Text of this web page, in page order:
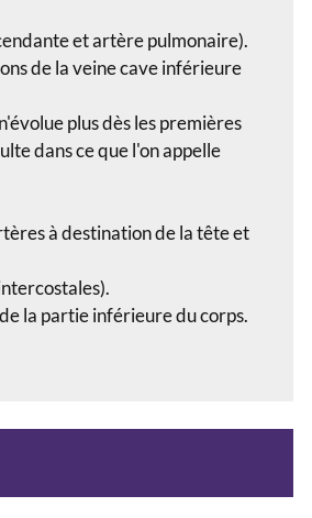
et artère pulmonaire).
de la veine cave inférieure
plus dès les premières
dans ce que l'on appelle
à destination de la tête et
la partie inférieure du corps.